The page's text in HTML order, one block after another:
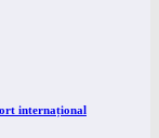
internațional